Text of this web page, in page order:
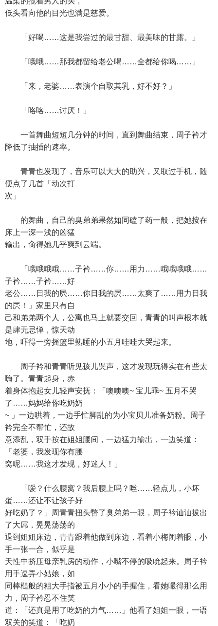
低头看向他的目光也满是慈爱。
「好喝……这是我尝过的最甘甜、最美味的甘露。」
「哦哦……那我都留给老公喝……全都给你喝……」
「来，老婆……表演个自取其乳，好不好？」
「咯咯……讨厌！」
一首舞曲短短几分钟的时间，直到舞曲结束，周子衿才
降低了抽插的速率。
青青也发现了，音乐可以大大的助兴，又取过手机，随
便点了几首「动次打
次」
的舞曲，自己的臭弟弟果然如同磕了药一般，把她按在
床上一深一浅的凶猛
输出，肏得她几乎爽到云端。
「哦哦哦哦……子衿……你……用力……哦哦哦哦……
子衿……子衿……好
老公……日我的屄……你日我的屄……太爽了……用力日我
的屄！」家里只有自
己和弟弟两个人，公寓也马上就要交回，青青的叫声根本就
是肆无忌惮，惊天动
地，吓得一旁摇篮里熟睡的小五月哇哇大哭起来。
周子衿和青青听见孩儿哭声，这才发现玩得实在有些太
嗨了。青青起身，赤
着身体抱起女儿轻声安抚：「噢噢噢~ 宝儿乖~ 五月不哭
了……妈妈给你吃奶奶
~ 」一边哄着，一边手忙脚乱的为小宝贝儿准备奶粉。周子
衿完全不帮忙，还故
意添乱，双手按在姐姐腰间，一边猛力输出，一边笑道：
「老婆，我发现你有腰
窝呢……我这才发现，好迷人！」
「嗳？什么腰窝？我后腰上吗？咝……轻点儿，小坏
蛋……还让不让孩子好
好吃奶了？」周青青扭头瞥了臭弟弟一眼，周子衿讪讪拔出
了大屌，晃晃荡荡的
退到姐姐床边，青青跟着他做到床边，看着小梅闭着眼，小
手一张一合，似乎是
天性中挤压母亲乳房的动作，小嘴不停的吸吮起来。周子衿
用手逗弄小姑娘，如
同棒槌般的粗大手指被五月小小的手握住，看她嘬得那么用
力，周子衿忍不住笑
道：「还真是用了吃奶的力气……」他看了姐姐一眼，一语
双关的笑道：「吃奶